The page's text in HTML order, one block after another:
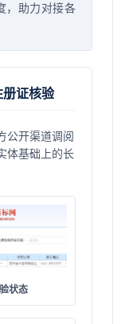
，助力对接各
证核验
公开渠道调阅
体基础上的长
状态